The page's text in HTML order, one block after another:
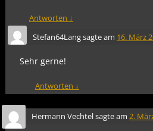
Antworten ↓
Stefan64Langsagte am 16. März
Sehr gerne!
Antworten ↓
Hermann Vechtelsagte am 2.